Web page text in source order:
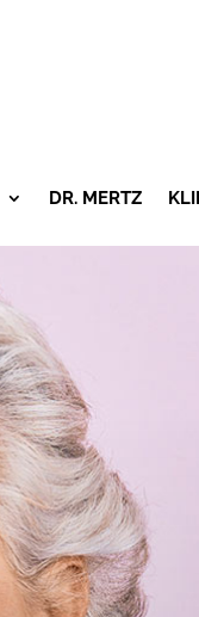
DR. MERTZ